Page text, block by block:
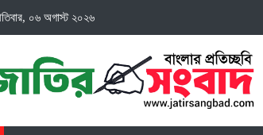
০৬ অগাস্ট ২০২৬